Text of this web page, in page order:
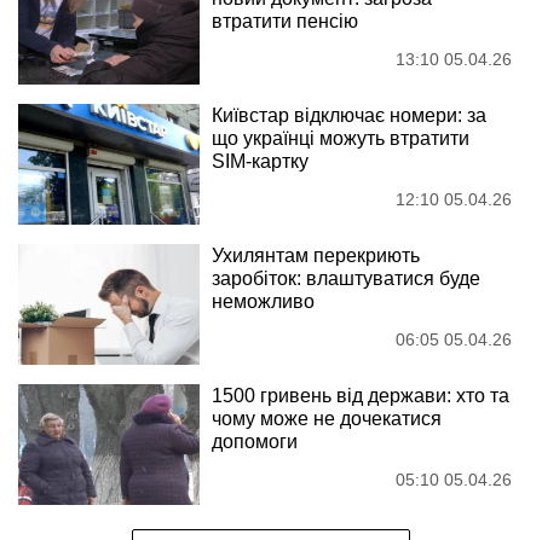
втратити пенсію
13:10 05.04.26
Київстар відключає номери: за
що українці можуть втратити
SIM-картку
12:10 05.04.26
Ухилянтам перекриють
заробіток: влаштуватися буде
неможливо
06:05 05.04.26
1500 гривень від держави: хто та
чому може не дочекатися
допомоги
05:10 05.04.26